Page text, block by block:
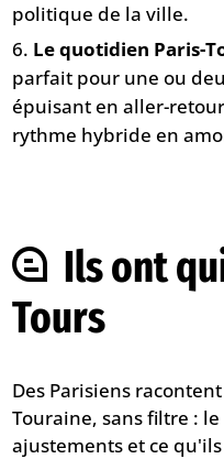
politique de la ville.
Le quotidien Paris-
parfait pour une ou
épuisant en aller-
rythme hybride en
Ils ont
Tours
Des Parisiens
Touraine, sans filtre :
ajustements et ce